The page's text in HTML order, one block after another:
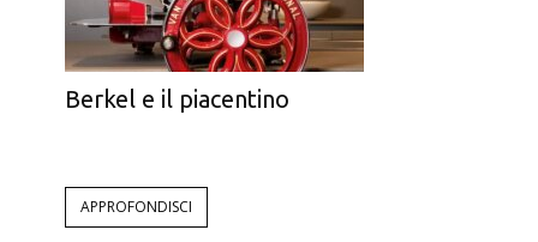
Berkel e il piacentino
APPROFONDISCI